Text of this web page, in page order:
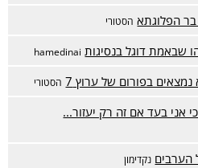
הפלוגתא הסטורי
שבאמת דוגל בנסיגות hamedinai
בפורום של ערוץ 7 הסטורי
אני בעד אם זה רק יעזור...
הערבים נקדימון